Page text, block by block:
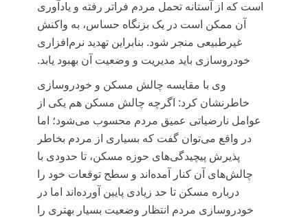
است که از آستانه تحمل مردم فراتر رفته و یادآوری
آن ممکن است در یک بزنگاه حساس، به واکنش
غیرطبیعی منجر شود. بنابراین تهدید نرم‌افزاری
خودروسازی باید مدیریت و وضعیت آن بهبود یابد.
وی با مقایسه چالش مسکن و خودروسازی
خاطرنشان کرد: اگرچه چالش مسکن هم یکی از
عوامل نارضیاتی عمیق مردم محسوب می‌شود؛ اما
در واقع می‌توان گفت که بسیاری از مردم بخاطر
پذیرش پیچیدگی‌های حوزه مسکن، تا حدودی با
چالش‌های آن کنار آمده‌اند و سطح توقعات خود را
درباره مسکن تا حد زیادی پایین آورده‌اند اما در
خودروسازی مردم انتظار وضعیت بسیار بهتری را